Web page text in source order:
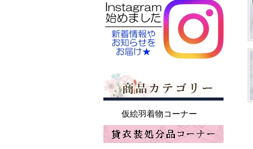
仮絵羽着物コーナー